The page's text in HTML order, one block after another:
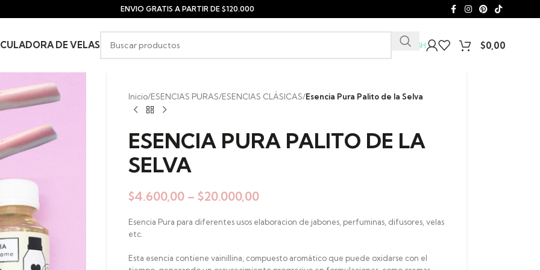
ENVIO GRATIS A PARTIR DE $120.000
DE VELAS Club EBH $0,00
Inicio/ESENCIAS PURAS/ESENCIAS CLÁSICAS/Esencia Pura Palito de la Selva
ESENCIA PURA PALITO DE LA
SELVA
$4.600,00 – $20.000,00
Esencia Pura para diferentes usos elaboracion de jabones, perfuminas, difusores, velas
etc.
Esta esencia contiene vainillina, compuesto aromático que puede oxidarse con el